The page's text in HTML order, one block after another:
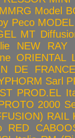
Model
Peco
MT
NEW RAY
ORIENTAL
DE FRANCE
Sarl
PROD.EL
2000
RAIL
RED